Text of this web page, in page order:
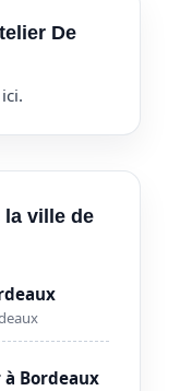
De
ville de
à Bordeaux